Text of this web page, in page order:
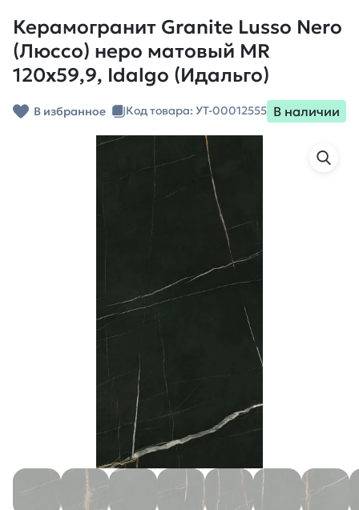
Керамогранит Granite Lusso Nero
(Люссо) неро матовый MR
120х59,9, Idalgo (Идальго)
В избранное Код товара: УТ-00012555 В наличии